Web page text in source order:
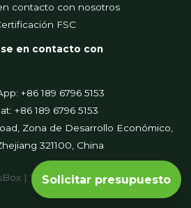
contacto con nosotros
FSC
en contacto con
+86 189 6796 5153
+86 189 6796 5153
Zona de Desarrollo Económico,
321100, China
| Todos los derechos reservados
Solicitar presupuesto